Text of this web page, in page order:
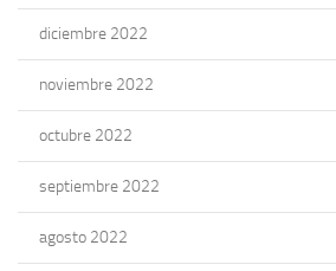
diciembre 2022
noviembre 2022
octubre 2022
septiembre 2022
agosto 2022